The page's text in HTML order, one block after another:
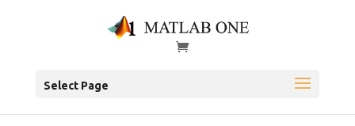
Select Page